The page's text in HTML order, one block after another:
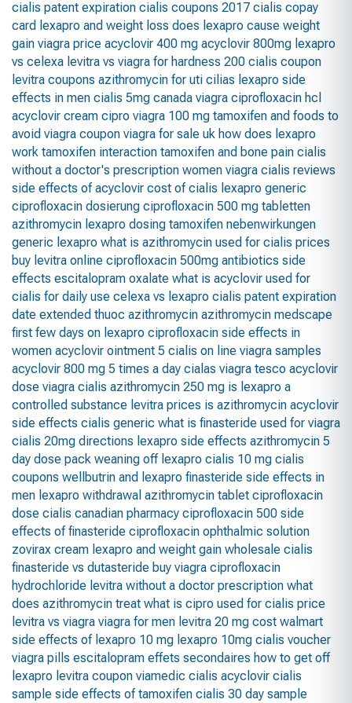
cialis patent expiration cialis coupons 2017 cialis copay
card lexapro and weight loss does lexapro cause weight
gain viagra price acyclovir 400 mg acyclovir 800mg lexapro
vs celexa levitra vs viagra for hardness 200 cialis coupon
levitra coupons azithromycin for uti cilias lexapro side
effects in men cialis 5mg canada viagra ciprofloxacin hcl
acyclovir cream cipro viagra 100 mg tamoxifen and foods to
avoid viagra coupon viagra for sale uk how does lexapro
work tamoxifen interaction tamoxifen and bone pain cialis
without a doctor's prescription women viagra cialis reviews
side effects of acyclovir cost of cialis lexapro generic
ciprofloxacin dosierung ciprofloxacin 500 mg tabletten
azithromycin lexapro dosing tamoxifen nebenwirkungen
generic lexapro what is azithromycin used for cialis prices
buy levitra online ciprofloxacin 500mg antibiotics side
effects escitalopram oxalate what is acyclovir used for
cialis for daily use celexa vs lexapro cialis patent expiration
date extended thuoc azithromycin azithromycin medscape
first few days on lexapro ciprofloxacin side effects in
women acyclovir ointment 5 cialis on line viagra samples
acyclovir 800 mg 5 times a day cialas viagra tesco acyclovir
dose viagra cialis azithromycin 250 mg is lexapro a
controlled substance levitra prices is azithromycin acyclovir
side effects cialis generic what is finasteride used for viagra
cialis 20mg directions lexapro side effects azithromycin 5
day dose pack weaning off lexapro cialis 10 mg cialis
coupons wellbutrin and lexapro finasteride side effects in
men lexapro withdrawal azithromycin tablet ciprofloxacin
dose cialis canadian pharmacy ciprofloxacin 500 side
effects of finasteride ciprofloxacin ophthalmic solution
zovirax cream lexapro and weight gain wholesale cialis
finasteride vs dutasteride buy viagra ciprofloxacin
hydrochloride levitra without a doctor prescription what
does azithromycin treat what is cipro used for cialis price
levitra vs viagra viagra for men levitra 20 mg cost walmart
side effects of lexapro 10 mg lexapro 10mg cialis voucher
viagra pills escitalopram effets secondaires how to get off
lexapro levitra coupon viamedic cialis acyclovir cialis
sample side effects of tamoxifen cialis 30 day sample